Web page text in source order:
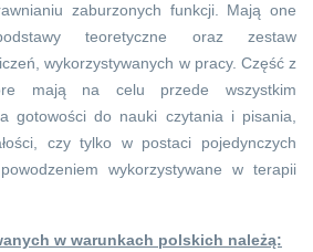
zaburzonych funkcji. Mają one
teoretyczne oraz zestaw
wykorzystywanych w pracy. Część z
mają na celu przede wszystkim
gotowości do nauki czytania i pisania,
czy tylko w postaci pojedynczych
wykorzystywane w terapii
w warunkach polskich należą: